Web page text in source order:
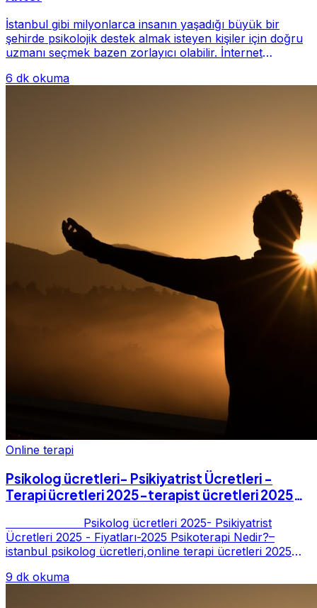
İstanbul gibi milyonlarca insanın yaşadığı büyük bir
şehirde psikolojik destek almak isteyen kişiler için doğru
uzmanı seçmek bazen zorlayıcı olabilir. İnternet
6 dk okuma
Online terapi
Psikolog ücretleri- Psikiyatrist Ücretleri -
Terapi ücretleri 2025-terapist ücretleri 2025-
Psikolog ücretleri 2025- Psikiyatrist
Ücretleri 2025 - Fiyatları-2025 Psikoterapi Nedir?–
istanbul psikolog ücretleri,online terapi ücretleri 2025
9 dk okuma